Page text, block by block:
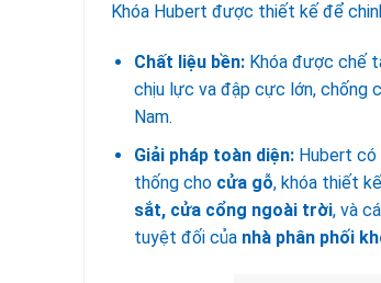
Khóa Hubert được thiết kế để
Chất liệu bền:Khóa được chế
chịu lực va đập cực lớn, chống
Nam.
Giải pháp toàn diện:Hubert có
thống cho cửa gỗ, khóa thiết
sắt, cửa cổng ngoài trời, và
tuyệt đối của nhà phân phối